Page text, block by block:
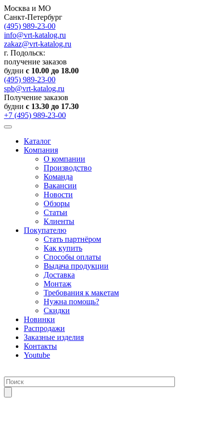
Москва и МО
Санкт-Петербург
(495) 989-23-00
info@vrt-katalog.ru
zakaz@vrt-katalog.ru
г. Подольск:
получение заказов
будни с 10.00 до 18.00
(495) 989-23-00
spb@vrt-katalog.ru
Получение заказов
будни с 13.30 до 17.30
+7 (495) 989-23-00
Каталог
Компания
О компании
Производство
Команда
Вакансии
Новости
Обзоры
Статьи
Клиенты
Покупателю
Стать партнёром
Как купить
Способы оплаты
Выдача продукции
Доставка
Монтаж
Требования к макетам
Нужна помощь?
Скидки
Новинки
Распродажи
Заказные изделия
Контакты
Youtube